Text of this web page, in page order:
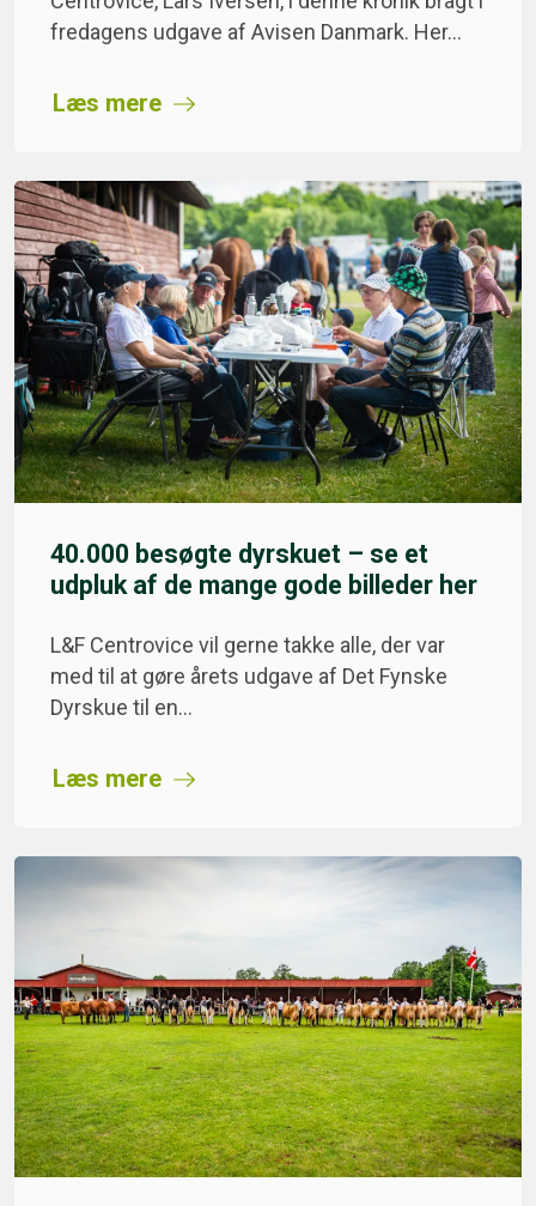
fredagens udgave af Avisen Danmark. Her…
Læs mere
40.000 besøgte dyrskuet – se et
udpluk af de mange gode billeder her
L&F Centrovice vil gerne takke alle, der var
med til at gøre årets udgave af Det Fynske
Dyrskue til en…
Læs mere